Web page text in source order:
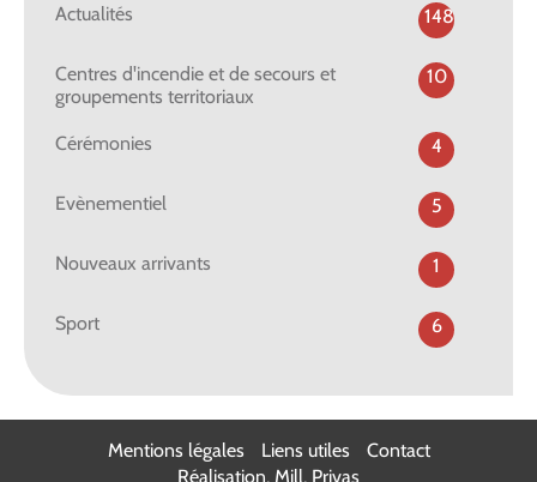
Actualités 148
Centres d'incendie et de secours et
groupements territoriaux
10
Cérémonies 4
Evènementiel 5
Nouveaux arrivants 1
Sport 6
Mentions légales Liens utiles
Contact
Réalisation, Mill, Privas